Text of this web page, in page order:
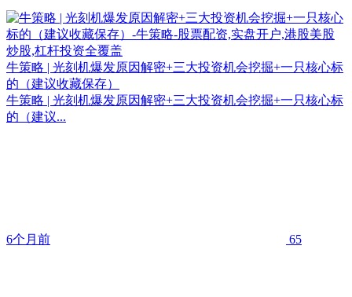
牛策略 | 光刻机爆发原因解密+三大投资机会挖掘+一只核心标
的（建议收藏保存）
牛策略 | 光刻机爆发原因解密+三大投资机会挖掘+一只核心标
的（建议...
6个月前 65